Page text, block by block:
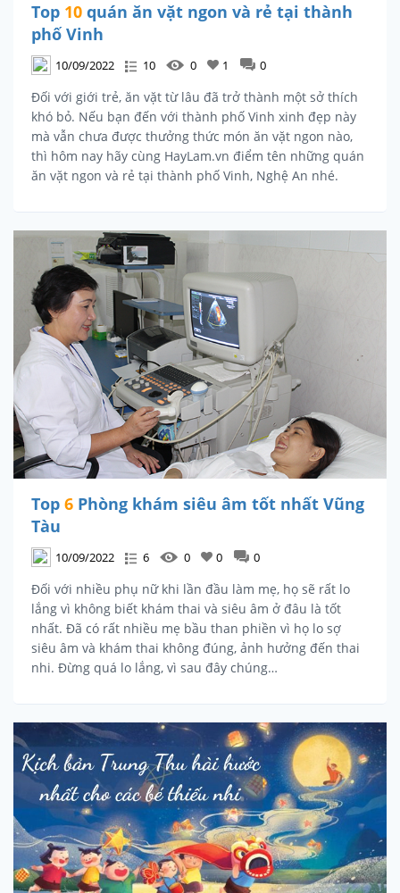
Top 10 quán ăn vặt ngon và rẻ tại thành
phố Vinh
10/09/2022 10 0 1 0
Đối với giới trẻ, ăn vặt từ lâu đã trở thành một sở thích
khó bỏ. Nếu bạn đến với thành phố Vinh xinh đẹp này
mà vẫn chưa được thưởng thức món ăn vặt ngon nào,
thì hôm nay hãy cùng HayLam.vn điểm tên những quán
ăn vặt ngon và rẻ tại thành phố Vinh, Nghệ An nhé.
Top 6 Phòng khám siêu âm tốt nhất Vũng
Tàu
10/09/2022 6 0 0 0
Đối với nhiều phụ nữ khi lần đầu làm mẹ, họ sẽ rất lo
lắng vì không biết khám thai và siêu âm ở đâu là tốt
nhất. Đã có rất nhiều mẹ bầu than phiền vì họ lo sợ
siêu âm và khám thai không đúng, ảnh hưởng đến thai
nhi. Đừng quá lo lắng, vì sau đây chúng…